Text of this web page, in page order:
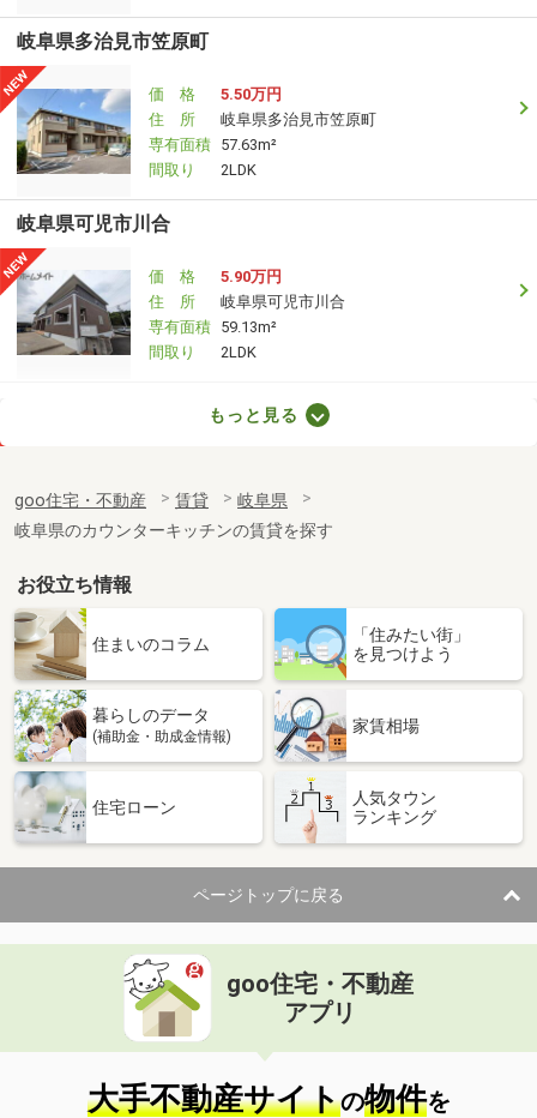
岐阜県多治見市笠原町
価 格
5.50万円
住 所
岐阜県多治見市笠原町
専有面積 57.63m²
間取り
2LDK
岐阜県可児市川合
価 格
5.90万円
住 所
岐阜県可児市川合
専有面積 59.13m²
間取り
2LDK
岐阜県多治見市生田町５
専有面積
57.64m²
間取り
2LDK
岐阜県土岐市泉町大富
価 格
7.75万円
岐阜県土岐市泉町大富
専有面積 58.6m²
間取り
岐阜県土岐市肥田浅野矢落町２
住 所
岐阜県土岐市肥田浅野矢落町２
専有面積 35m²
間取り
1K
岐阜県関市倉知
価 格
住 所
岐阜県関市倉知
専有面積 58.53m²
間取り
2LDK
もっと見る
goo住宅・不動産 賃貸
岐阜県
岐阜県のカウンターキッチンの賃貸を探す
お役立ち情報
住まいのコラム
「住みたい街」
を見つけよう
暮らしのデータ
(補助金・助成金情報)
家賃相場
住宅ローン
人気タウン
ランキング
ページトップに戻る
goo住宅・不動産
アプリ
大手不動産サイトの物件を